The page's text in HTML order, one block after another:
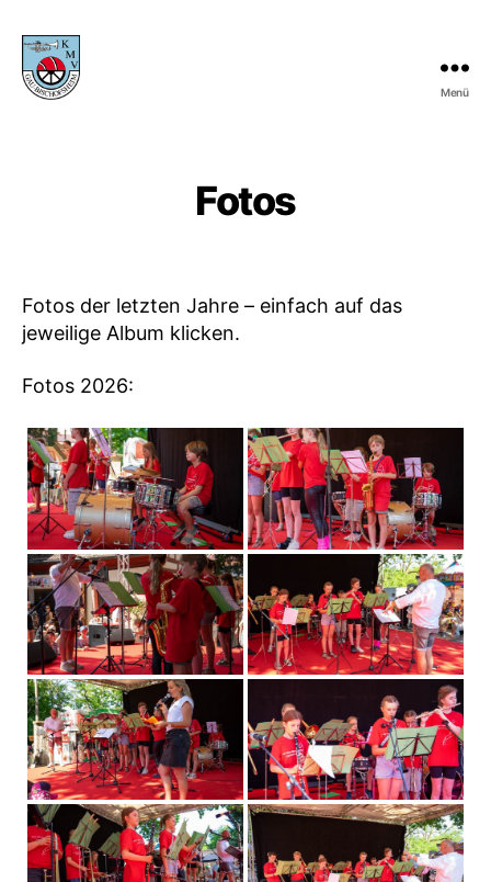
Menü
Fotos
Fotos der letzten Jahre – einfach auf das
jeweilige Album klicken.
Fotos 2026: